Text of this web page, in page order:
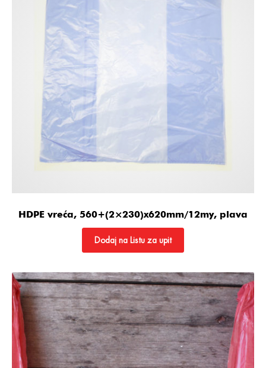
HDPE vreća, 560+(2×230)x620mm/12my, plava
Dodaj na Listu za upit